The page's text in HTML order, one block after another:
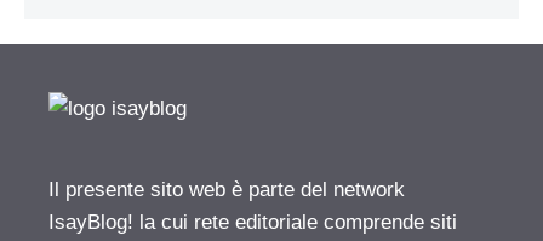
Il presente sito web è parte del network
IsayBlog! la cui rete editoriale comprende siti